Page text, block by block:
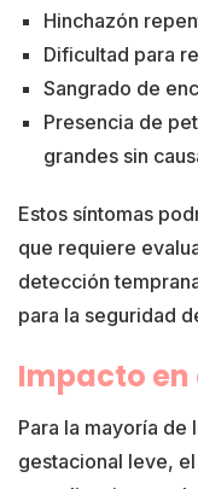
Hinchazón
Dificultad para
Sangrado de
Presencia de
grandes sin
Estos síntomas
que requiere
detección
para la seguridad
Impacto en
Para la mayoría
gestacional leve,